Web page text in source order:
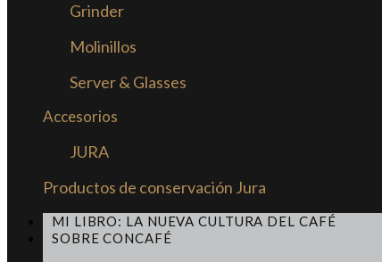
Grinder
Molinillos
Server & Glasses
Accesorios
JURA
Productos de conservación Jura
MI LIBRO: LA NUEVA CULTURA DEL CAFÉ
SOBRE CONCAFÉ